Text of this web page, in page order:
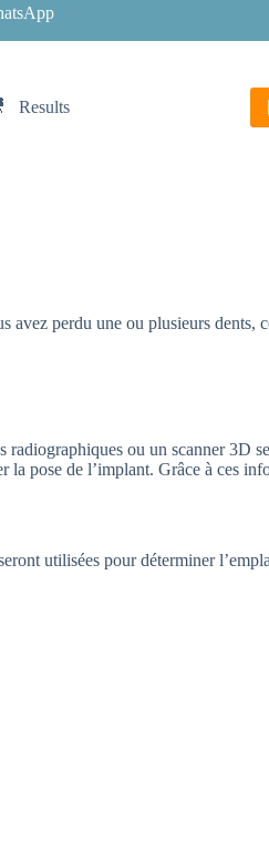
Results
perdu une ou plusieurs
ou un scanner 3D
la pose de l’implant. Grâce à ces
utilisées pour déterminer